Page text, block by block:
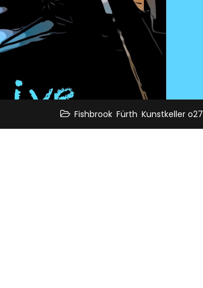
Fishbrook Fürth Kunstkeller o27